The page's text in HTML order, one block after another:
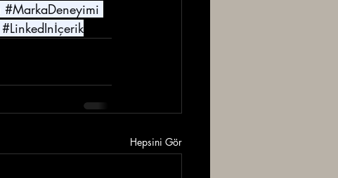
#MarkaDeneyimi
#LinkedInİçerik
Hepsini Gör